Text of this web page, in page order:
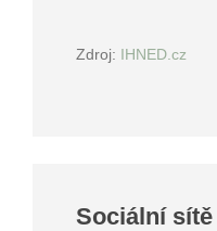
Zdroj: IHNED.cz
Sociální sítě